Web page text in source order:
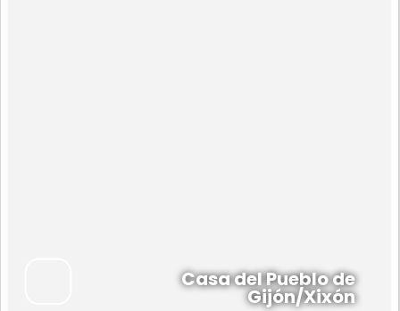
Casa del Pueblo de
Gijón/Xixón